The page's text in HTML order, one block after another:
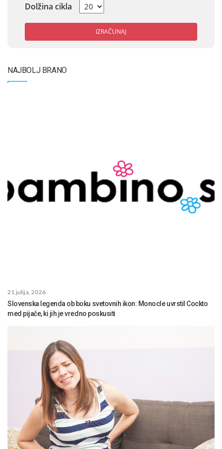
Dolžina cikla
IZRAČUNAJ
NAJBOLJ BRANO
21 julija, 2026
Slovenska legenda ob boku svetovnih ikon: Monocle uvrstil Cockto
med pijače, ki jih je vredno poskusiti